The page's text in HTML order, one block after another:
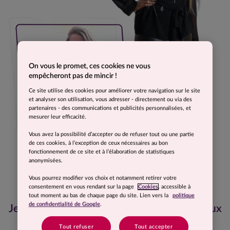
Je me sens beaucoup plus épanouie et mieux
dans mon corps.
On vous le promet, ces cookies ne vous
empêcheront pas de mincir !
Ce site utilise des cookies pour améliorer votre navigation sur le site
et analyser son utilisation, vous adresser - directement ou via des
partenaires - des communications et publicités personnalisées, et
mesurer leur efficacité.
Vous avez la possibilité d’accepter ou de refuser tout ou une partie
de ces cookies, à l’exception de ceux nécessaires au bon
fonctionnement de ce site et à l’élaboration de statistiques
anonymisées.
Vous pourrez modifier vos choix et notamment retirer votre
consentement en vous rendant sur la page
Cookies, accessible à
tout moment au bas de chaque page du site. Lien vers la
politique
de confidentialité de Google.
Tout refuser Tout accepter